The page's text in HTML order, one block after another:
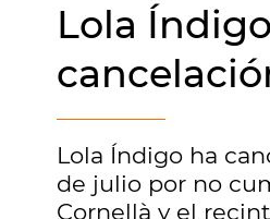
Lola
Lola Índigo ha
de julio por no
Cornellà y el